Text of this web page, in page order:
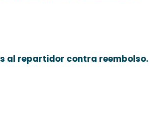
al repartidor contra reembolso.